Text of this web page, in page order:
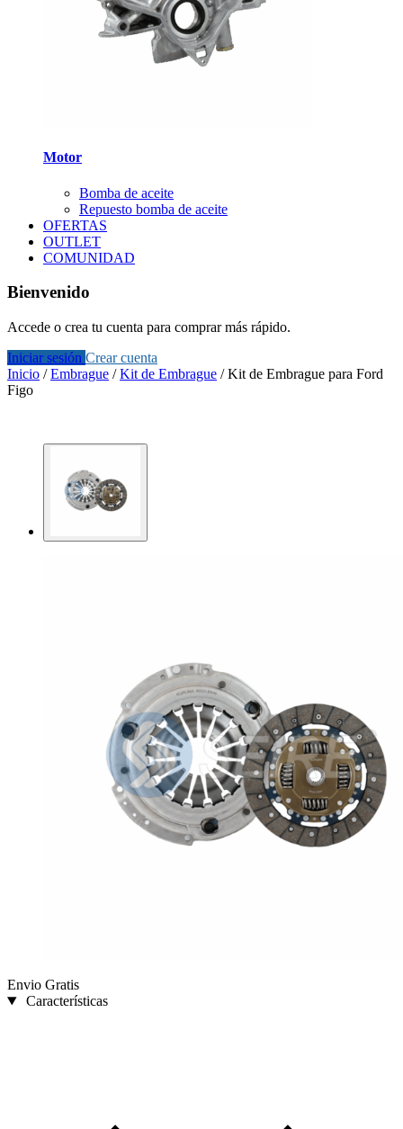
Motor
Bomba de aceite
Repuesto bomba de aceite
OFERTAS
OUTLET
COMUNIDAD
Bienvenido
Accede o crea tu cuenta para comprar más rápido.
Iniciar sesión Crear cuenta
Inicio /Embrague /Kit de Embrague /Kit de Embrague para Ford
Figo
Envio Gratis
Características